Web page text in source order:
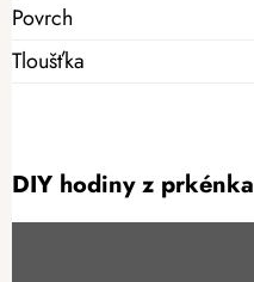
Povrch
Tloušťka
DIY hodiny z prkénka